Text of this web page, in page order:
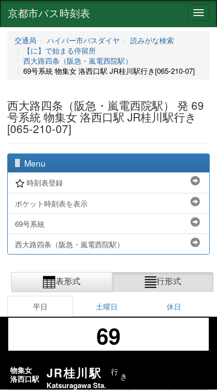
ナ
ビ
京都市バス時刻表
交通局 ハイパー市バスダイヤ
読みがな検索
【に】で始まる停留所
西大路四条（阪急・嵐電西院駅）
69号系統 物集女 洛西口駅 JR桂川駅行き[065-210-07]
西大路四条（阪急・嵐電西院駅） 発 69
号系統 物集女 洛西口駅 JR桂川駅行き
[065-210-07]
Menu
時刻表登録
ポケット時刻表を表示
69号系統
西大路四条（阪急・嵐電西院駅）
表形式 行形式
平日 土曜日 休日
69
物集女
洛西口駅
JR桂川駅 行 き
Katsuragawa Sta.